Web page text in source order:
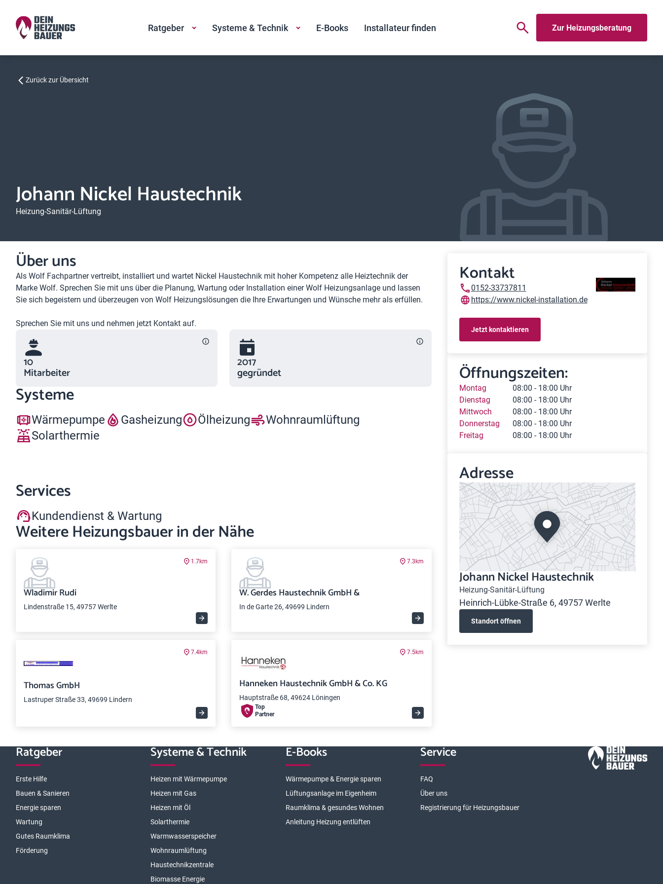
Ratgeber Systeme & Technik E-Books Installateur finden Zur Heizungsberatung
Zurück zur Übersicht
Johann Nickel Haustechnik
Heizung-Sanitär-Lüftung
Über uns
Als Wolf Fachpartner vertreibt, installiert und wartet Nickel Haustechnik mit hoher Kompetenz alle Heiztechnik der
Marke Wolf. Sprechen Sie mit uns über die Planung, Wartung oder Installation einer Wolf Heizungsanlage und lassen
Sie sich begeistern und überzeugen von Wolf Heizungslösungen die Ihre Erwartungen und Wünsche mehr als erfüllen.
Sprechen Sie mit uns und nehmen jetzt Kontakt auf.
10
Mitarbeiter
2017
gegründet
Systeme
Wärmepumpe Gasheizung Ölheizung
Wohnraumlüftung
Solarthermie
Services
Kundendienst & Wartung
Weitere Heizungsbauer in der Nähe
1.7km
Wladimir Rudi
Lindenstraße 15, 49757 Werlte
7.3km
W. Gerdes Haustechnik GmbH &
In de Garte 26, 49699 Lindern
7.4km
Thomas GmbH
Lastruper Straße 33, 49699 Lindern
7.5km
Hanneken Haustechnik GmbH & Co. KG
Hauptstraße 68, 49624 Löningen
Top
Partner
Kontakt
0152-33737811
https://www.nickel-installation.de
Jetzt kontaktieren
Öffnungszeiten:
Montag
08:00 - 18:00 Uhr
Dienstag
08:00 - 18:00 Uhr
Mittwoch
08:00 - 18:00 Uhr
Donnerstag
08:00 - 18:00 Uhr
Freitag
08:00 - 18:00 Uhr
Adresse
Johann Nickel Haustechnik
Heizung-Sanitär-Lüftung
Heinrich-Lübke-Straße 6, 49757 Werlte
Standort öffnen
Ratgeber
Erste Hilfe
Bauen & Sanieren
Energie sparen
Wartung
Gutes Raumklima
Förderung
Systeme & Technik
Heizen mit Wärmepumpe
Heizen mit Gas
Heizen mit Öl
Solarthermie
Warmwasserspeicher
Wohnraumlüftung
Haustechnikzentrale
Biomasse Energie
E-Books
Wärmepumpe & Energie sparen
Lüftungsanlage im Eigenheim
Raumklima & gesundes Wohnen
Anleitung Heizung entlüften
Service
FAQ
Über uns
Registrierung für Heizungsbauer